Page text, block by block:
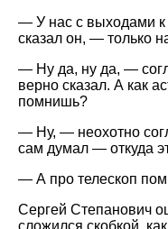
— У нас с выходами
сказал он, — только
— Ну да, ну да, —
верно сказал. А как
помнишь?
— Ну, — неохотно
сам думал — откуда
— А про телескоп
Сергей Степанович
сложился скобкой,